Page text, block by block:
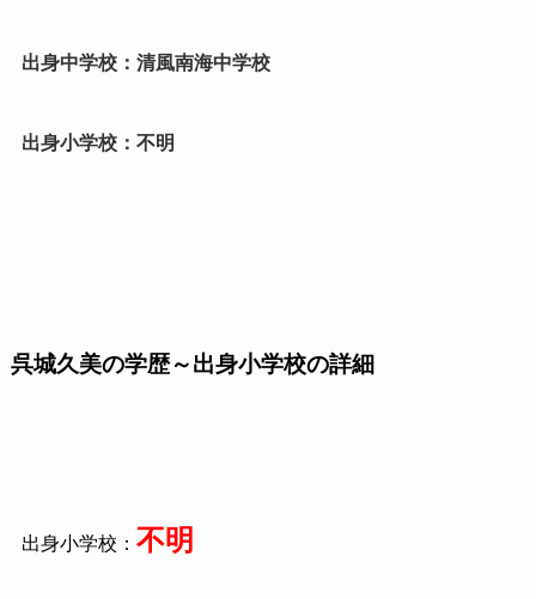
出身中学校：清風南海中学校
出身小学校：不明
呉城久美の学歴～出身小学校の詳細
出身小学校： 不明